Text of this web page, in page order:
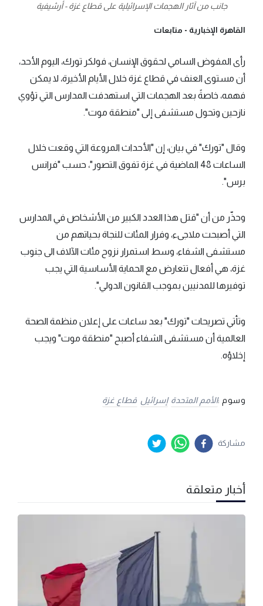
جانب من آثار الهجمات الإسرائيلية على قطاع غزة - أرشيفية
القاهرة الإخبارية - متابعات
رأى المفوض السامي لحقوق الإنسان، فولكر تورك، اليوم الأحد،
أن مستوى العنف في قطاع غزة خلال الأيام الأخيرة، لا يمكن
فهمه، خاصةً بعد الهجمات التي استهدفت المدارس التي تؤوي
نازحين وتحول مستشفى إلى "منطقة موت".
وقال "تورك" في بيان، إن "الأحداث المروعة التي وقعت خلال
الساعات 48 الماضية في غزة تفوق التصور"، حسب "فرانس
برس".
وحذّر من أن "قتل هذا العدد الكبير من الأشخاص في المدارس
التي أصبحت ملاجىء، وفرار المئات للنجاة بحياتهم من
مستشفى الشفاء، وسط استمرار نزوح مئات الآلاف الى جنوب
غزة، هي أفعال تتعارض مع الحماية الأساسية التي يجب
توفيرها للمدنيين بموجب القانون الدولي".
وتأتي تصريحات "تورك" بعد ساعات على إعلان منظمة الصحة
العالمية أن مستشفى الشفاء أصبح "منطقة موت" ويجب
إخلاؤه.
وسوم :الأمم المتحدة إسرائيل قطاع غزة
مشاركة
أخبار متعلقة